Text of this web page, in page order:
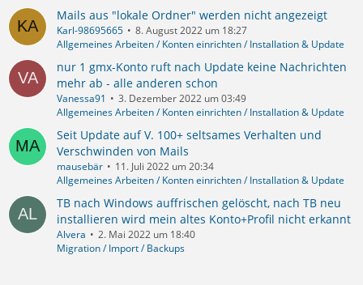
Mails aus "lokale Ordner" werden nicht angezeigt
Karl-98695665
8. August 2022 um 18:27
Allgemeines Arbeiten / Konten einrichten / Installation & Update
nur 1 gmx-Konto ruft nach Update keine Nachrichten
mehr ab - alle anderen schon
Vanessa91
3. Dezember 2022 um 03:49
Allgemeines Arbeiten / Konten einrichten / Installation & Update
Seit Update auf V. 100+ seltsames Verhalten und
Verschwinden von Mails
mausebär
11. Juli 2022 um 20:34
Allgemeines Arbeiten / Konten einrichten / Installation & Update
TB nach Windows auffrischen gelöscht, nach TB neu
installieren wird mein altes Konto+Profil nicht erkannt
Alvera
2. Mai 2022 um 18:40
Migration / Import / Backups